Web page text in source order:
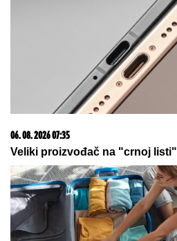
06. 08. 2026 07:35
Veliki proizvođač na "crnoj listi"